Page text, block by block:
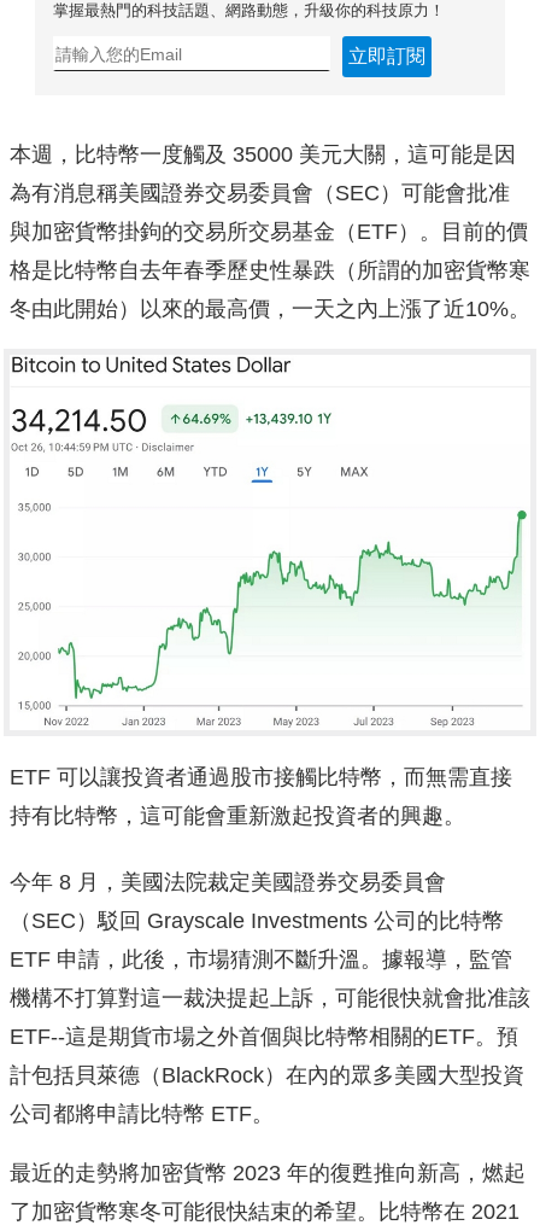
掌握最熱門的科技話題、網路動態，升級你的科技原力！
立即訂閱
本週，比特幣一度觸及 35000 美元大關，這可能是因
為有消息稱美國證券交易委員會（SEC）可能會批准
與加密貨幣掛鉤的交易所交易基金（ETF）。目前的價
格是比特幣自去年春季歷史性暴跌（所謂的加密貨幣寒
冬由此開始）以來的最高價，一天之內上漲了近10%。
ETF 可以讓投資者通過股市接觸比特幣，而無需直接
持有比特幣，這可能會重新激起投資者的興趣。
今年 8 月，美國法院裁定美國證券交易委員會
（SEC）駁回 Grayscale Investments 公司的比特幣
ETF 申請，此後，市場猜測不斷升溫。據報導，監管
機構不打算對這一裁決提起上訴，可能很快就會批准該
ETF--這是期貨市場之外首個與比特幣相關的ETF。預
計包括貝萊德（BlackRock）在內的眾多美國大型投資
公司都將申請比特幣 ETF。
最近的走勢將加密貨幣 2023 年的復甦推向新高，燃起
了加密貨幣寒冬可能很快結束的希望。比特幣在 2021